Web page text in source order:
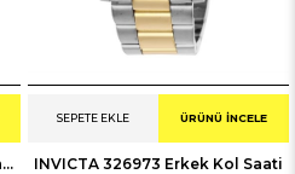
INVICTA Pro Diver Erkek Kol Saati 330018 INVICTA 326973 Erkek Kol Saati
SEPETE EKLE ÜRÜNÜ İNCELE